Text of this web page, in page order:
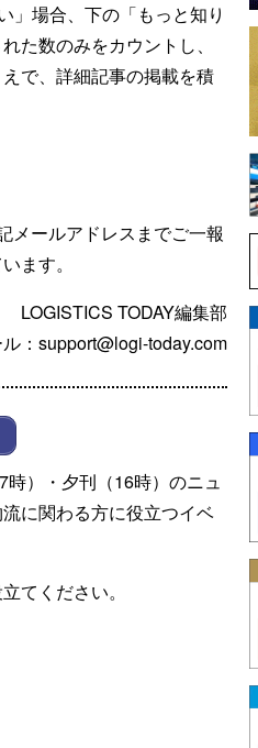
」場合、下の「もっと知り
た数のみをカウントし、
で、詳細記事の掲載を積
メールアドレスまでご一報
ます。
LOGISTICS TODAY編集部
ル：support@logi-today.com
時）・夕刊（16時）のニュ
に関わる方に役立つイベ
てください。